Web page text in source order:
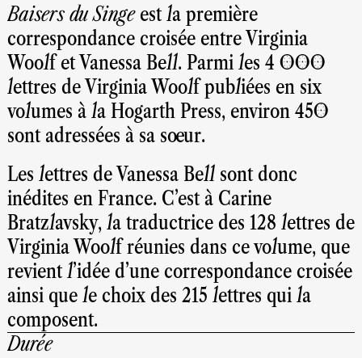
Baisers du Singeest la première
correspondance croisée entre Virginia
Woolf et Vanessa Bell. Parmi les 4 000
lettres de Virginia Woolf publiées en six
volumes à la Hogarth Press, environ 450
sont adressées à sa sœur.
Les lettres de Vanessa Bell sont donc
inédites en France. C’est à Carine
Bratzlavsky, la traductrice des 128 lettres de
Virginia Woolf réunies dans ce volume, que
revient l’idée d’une correspondance croisée
ainsi que le choix des 215 lettres qui la
composent.
Durée